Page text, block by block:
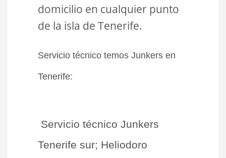
domicilio en cualquier punto
de la isla de Tenerife.
Servicio técnico temos Junkers en
Tenerife:
Servicio técnico Junkers
Tenerife sur; Heliodoro